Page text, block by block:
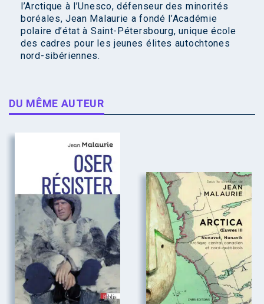
l’Arctique à l’Unesco, défenseur des minorités
boréales, Jean Malaurie a fondé l’Académie
polaire d’état à Saint-Pétersbourg, unique école
des cadres pour les jeunes élites autochtones
nord-sibériennes.
DU MÊME AUTEUR